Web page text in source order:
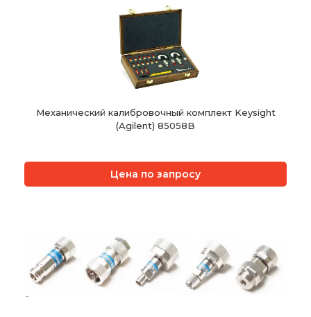
Механический калибровочный комплект Keysight
(Agilent) 85058B
Цена по запросу